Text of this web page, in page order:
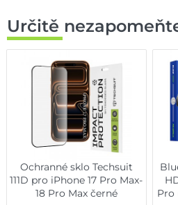
Určitě
Ochranné sklo Techsuit
111D pro iPhone 17 Pro Max-
18 Pro Max černé
Pro